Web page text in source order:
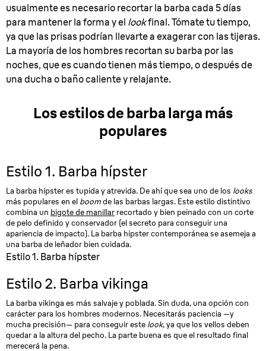
usualmente es necesario recortar la barba cada 5 días
para mantener la forma y el lookfinal. Tómate tu tiempo,
ya que las prisas podrían llevarte a exagerar con las tijeras.
La mayoría de los hombres recortan su barba por las
noches, que es cuando tienen más tiempo, o después de
una ducha o baño caliente y relajante.
Los estilos de barba larga más
populares
Estilo 1. Barba hípster
La barba hípster es tupida y atrevida. De ahí que sea uno de los looks
más populares en el boomde las barbas largas. Este estilo distintivo
combina un bigote de manillar recortado y bien peinado con un corte
de pelo definido y conservador (el secreto para conseguir una
apariencia de impacto). La barba hípster contemporánea se asemeja a
una barba de leñador bien cuidada.
Estilo 1. Barba hípster
Estilo 2. Barba vikinga
La barba vikinga es más salvaje y poblada. Sin duda, una opción con
carácter para los hombres modernos. Necesitarás paciencia —y
mucha precisión— para conseguir este look, ya que los vellos deben
quedar a la altura del pecho. La parte buena es que el resultado final
merecerá la pena.